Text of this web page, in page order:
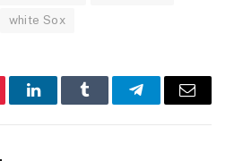
white Sox
LinkedInTumblr TelegramEmail